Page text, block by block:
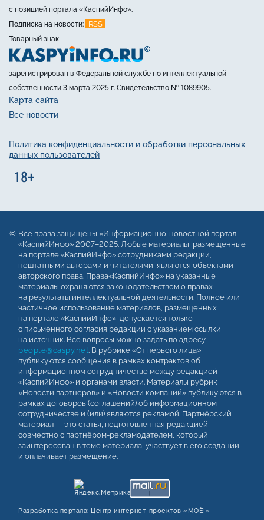
с позицией портала «КаспийИнфо».
Подписка на новости:
RSS
Товарный знак
зарегистрирован в Федеральной службе по интеллектуальной
собственности 3 марта 2025 г. Свидетельство № 1089905.
Карта сайта
Все новости
Политика конфиденциальности и обработки персональных
данных пользователей
Все права защищены «Информационно-новостной портал
«КаспийИнфо» 2007–2025. Любые материалы, размещенные
на портале «КаспийИнфо» сотрудниками редакции,
нештатными авторами и читателями, являются объектами
авторского права. Права«КаспийИнфо» на указанные
материалы охраняются законодательством о правах
на результаты интеллектуальной деятельности. Полное или
частичное использование материалов, размещенных
на портале «КаспийИнфо», допускается только
с письменного согласия редакции с указанием ссылки
на источник. Все вопросы можно задать по адресу
people@caspy.net. В рубрике «От первого лица»
публикуются сообщения в рамках контрактов об
информационном сотрудничестве между редакцией
«КаспийИнфо» и органами власти. Материалы рубрик
«Новости партнёров» и «Новости компаний» публикуются в
рамках договоров (соглашений) об информационном
сотрудничестве и (или) являются рекламой. Партнёрский
материал — это статья, подготовленная редакцией
совместно с партнёром-рекламодателем, который
заинтересован в теме материала, участвует в его создании
и оплачивает размещение.
Разработка портала: Центр интернет‑проектов «МОЁ!»